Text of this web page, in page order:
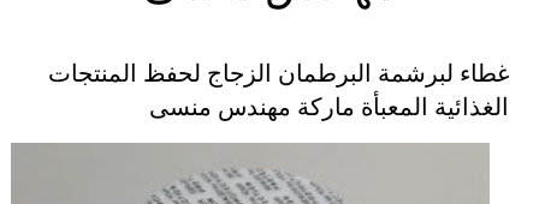
غطاء لبرشمة البرطمان الزجاج لحفظ المنتجات
الغذائية المعبأة ماركة مهندس منسى